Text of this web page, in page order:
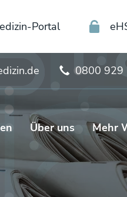
Portal
0800 929
Über uns Mehr